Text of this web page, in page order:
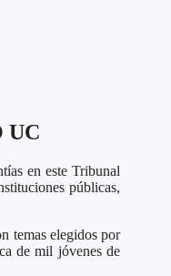
UC
en este Tribunal
públicas,
temas elegidos por
de mil jóvenes de